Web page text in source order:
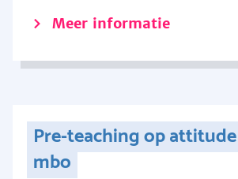
Meer informatie
Pre-teaching op
mbo